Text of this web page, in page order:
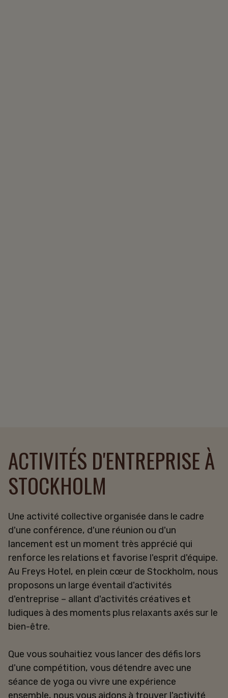
ACTIVITÉS D'ENTREPRISE À
STOCKHOLM
Une activité collective organisée dans le cadre
d'une conférence, d'une réunion ou d'un
lancement est un moment très apprécié qui
renforce les relations et favorise l'esprit d'équipe.
Au Freys Hotel, en plein cœur de Stockholm, nous
proposons un large éventail d'activités
d'entreprise – allant d'activités créatives et
ludiques à des moments plus relaxants axés sur le
bien-être.
Que vous souhaitiez vous lancer des défis lors
d'une compétition, vous détendre avec une
séance de yoga ou vivre une expérience
ensemble, nous vous aidons à trouver l'activité